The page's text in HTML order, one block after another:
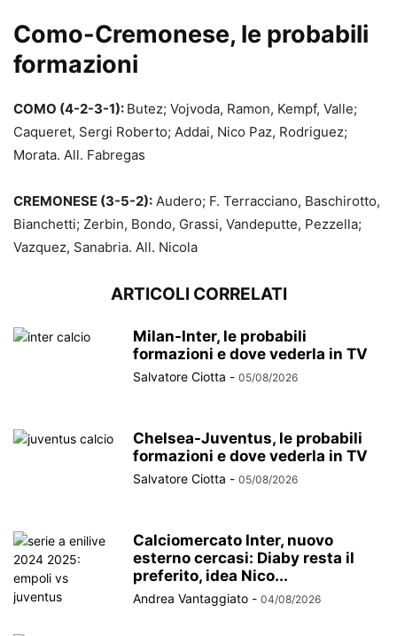
Como-Cremonese, le probabili
formazioni
COMO (4-2-3-1): Butez; Vojvoda, Ramon, Kempf, Valle;
Caqueret, Sergi Roberto; Addai, Nico Paz, Rodriguez;
Morata. All. Fabregas
CREMONESE (3-5-2): Audero; F. Terracciano, Baschirotto,
Bianchetti; Zerbin, Bondo, Grassi, Vandeputte, Pezzella;
Vazquez, Sanabria. All. Nicola
ARTICOLI CORRELATI
Milan-Inter, le probabili
formazioni e dove vederla in TV
Salvatore Ciotta - 05/08/2026
Chelsea-Juventus, le probabili
formazioni e dove vederla in TV
Salvatore Ciotta - 05/08/2026
Calciomercato Inter, nuovo
esterno cercasi: Diaby resta il
preferito, idea Nico...
Andrea Vantaggiato - 04/08/2026